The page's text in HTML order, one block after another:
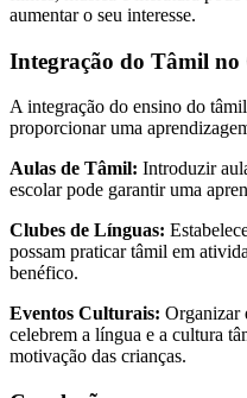
aumentar o seu interesse.
Integração do Tâmil
A integração do ensino do
proporcionar uma
Aulas de Tâmil: Introduzir
escolar pode garantir uma
Clubes de Línguas:
possam praticar tâmil em
benéfico.
Eventos Culturais: Organizar
celebrem a língua e a cultura
motivação das crianças.